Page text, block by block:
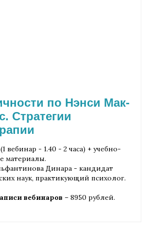
по Нэнси Мак-
Стратегии
(1 вебинар - 1.40 - 2 часа) + учебно-
материалы.
Динара - кандидат
наук, практикующий психолог.
вебинаров – 8950 рублей.